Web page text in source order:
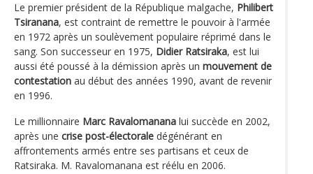
Le premier président de la République malgache, Philibert
Tsiranana, est contraint de remettre le pouvoir à l'armée
en 1972 après un soulèvement populaire réprimé dans le
sang. Son successeur en 1975, Didier Ratsiraka, est lui
aussi été poussé à la démission après un mouvement de
contestation au début des années 1990, avant de revenir
en 1996.
Le millionnaire Marc Ravalomanana lui succède en 2002,
après une crise post-électorale dégénérant en
affrontements armés entre ses partisans et ceux de
Ratsiraka. M. Ravalomanana est réélu en 2006.